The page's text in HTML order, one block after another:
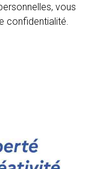
vous
confidentialité.